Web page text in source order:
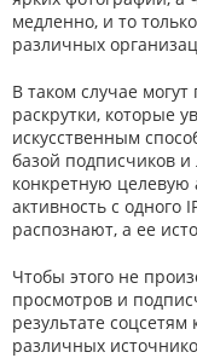
медленно, и то
различных
В таком случае
раскрутки, которые
искусственным
базой подписчиков
конкретную
активность с одного
распознают, а ее
Чтобы этого не
просмотров и
результате соцсетям
различных